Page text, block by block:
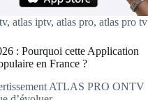
, atlas iptv, atlas pro, atlas pro tv
: Pourquoi cette Application
en France ?
ATLAS PRO ONTV